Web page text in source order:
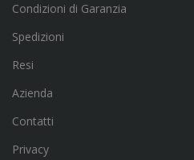
Condizioni di Garanzia
Spedizioni
Resi
Azienda
Contatti
Privacy